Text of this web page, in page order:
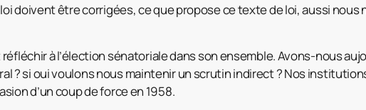
doivent être corrigées, ce que propose ce texte de loi, aussi nous
à l’élection sénatoriale dans son ensemble. Avons-nous
? si oui voulons nous maintenir un scrutin indirect ? Nos
d’un coup de force en 1958.